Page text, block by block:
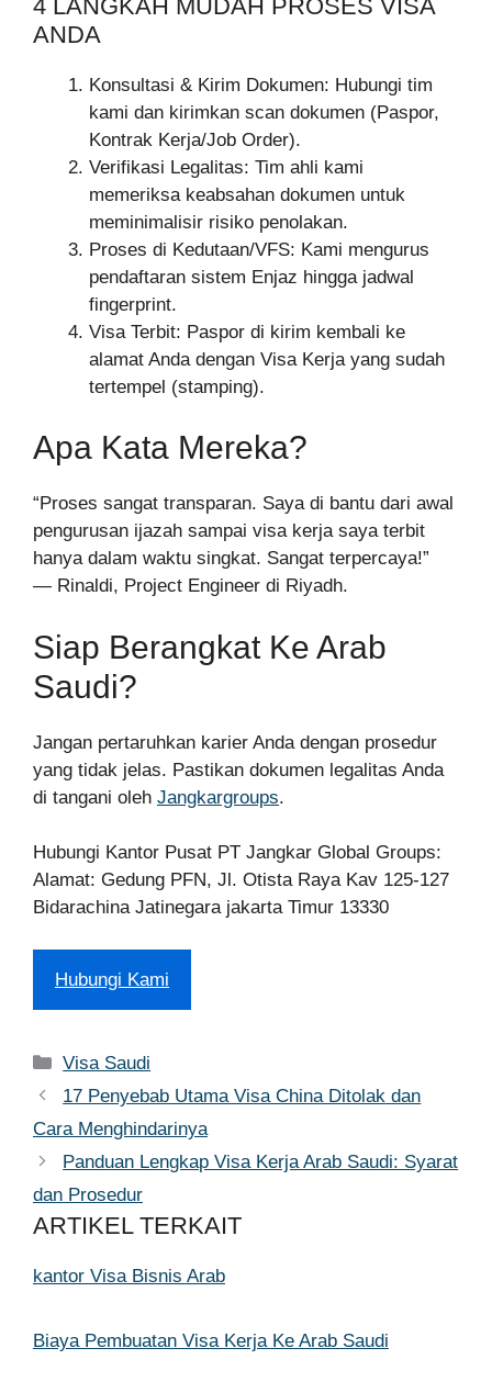
4 LANGKAH MUDAH PROSES VISA
ANDA
Konsultasi & Kirim Dokumen: Hubungi tim
kami dan kirimkan scan dokumen (Paspor,
Kontrak Kerja/Job Order).
Verifikasi Legalitas: Tim ahli kami
memeriksa keabsahan dokumen untuk
meminimalisir risiko penolakan.
Proses di Kedutaan/VFS: Kami mengurus
pendaftaran sistem Enjaz hingga jadwal
fingerprint.
Visa Terbit: Paspor di kirim kembali ke
alamat Anda dengan Visa Kerja yang sudah
tertempel (stamping).
Apa Kata Mereka?
“Proses sangat transparan. Saya di bantu dari awal
pengurusan ijazah sampai visa kerja saya terbit
hanya dalam waktu singkat. Sangat terpercaya!”
— Rinaldi, Project Engineer di Riyadh.
Siap Berangkat Ke Arab
Saudi?
Jangan pertaruhkan karier Anda dengan prosedur
yang tidak jelas. Pastikan dokumen legalitas Anda
di tangani oleh Jangkargroups.
Hubungi Kantor Pusat PT Jangkar Global Groups:
Alamat: Gedung PFN, Jl. Otista Raya Kav 125-127
Bidarachina Jatinegara jakarta Timur 13330
Hubungi Kami
Kategori
Visa Saudi
17 Penyebab Utama Visa China Ditolak dan
Cara Menghindarinya
Panduan Lengkap Visa Kerja Arab Saudi: Syarat
dan Prosedur
ARTIKEL TERKAIT
kantor Visa Bisnis Arab
Biaya Pembuatan Visa Kerja Ke Arab Saudi